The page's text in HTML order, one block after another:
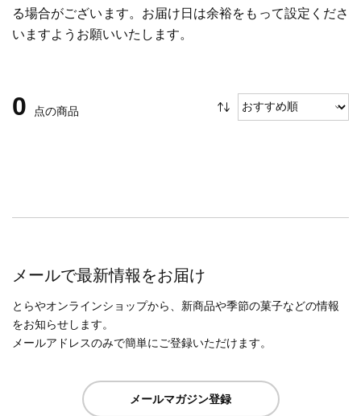
る場合がございます。お届け日は余裕をもって設定くださ
いますようお願いいたします。
0 点の商品
メールで最新情報をお届け
とらやオンラインショップから、新商品や季節の菓子などの情報
をお知らせします。
メールアドレスのみで簡単にご登録いただけます。
メールマガジン登録